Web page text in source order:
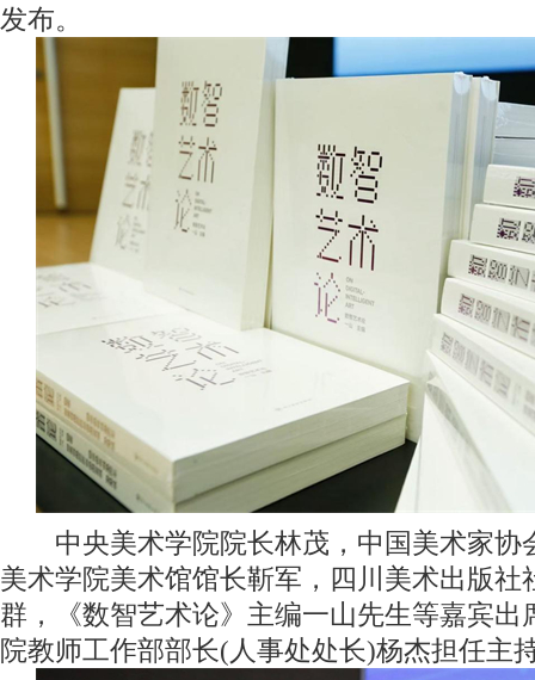
发布。
中央美术学院院长林茂，中国美术家协
美术学院美术馆馆长靳军，四川美术出版社
群，《数智艺术论》主编一山先生等嘉宾出
院教师工作部部长(人事处处长)杨杰担任主